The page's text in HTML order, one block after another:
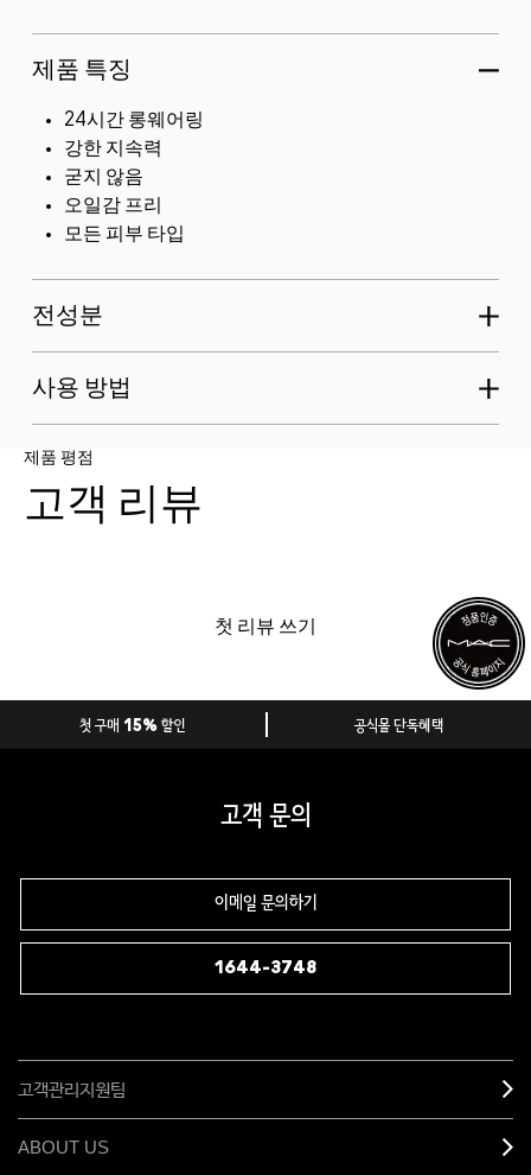
제품 특징
24시간 롱웨어링
강한 지속력
굳지 않음
오일감 프리
모든 피부 타입
전성분
사용 방법
제품 평점
고객 리뷰
첫 리뷰 쓰기
첫 구매 15% 할인 공식몰 단독혜택
고객 문의
이메일 문의하기
1644-3748
고객관리지원팀
ABOUT US